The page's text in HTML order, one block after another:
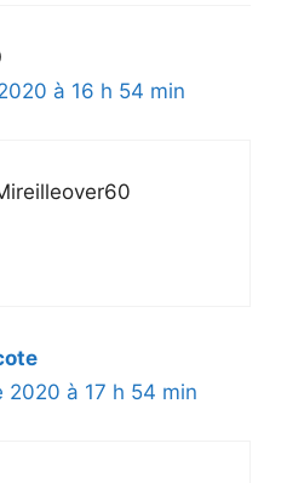
à 16 h 54 min
2020 à 17 h 54 min